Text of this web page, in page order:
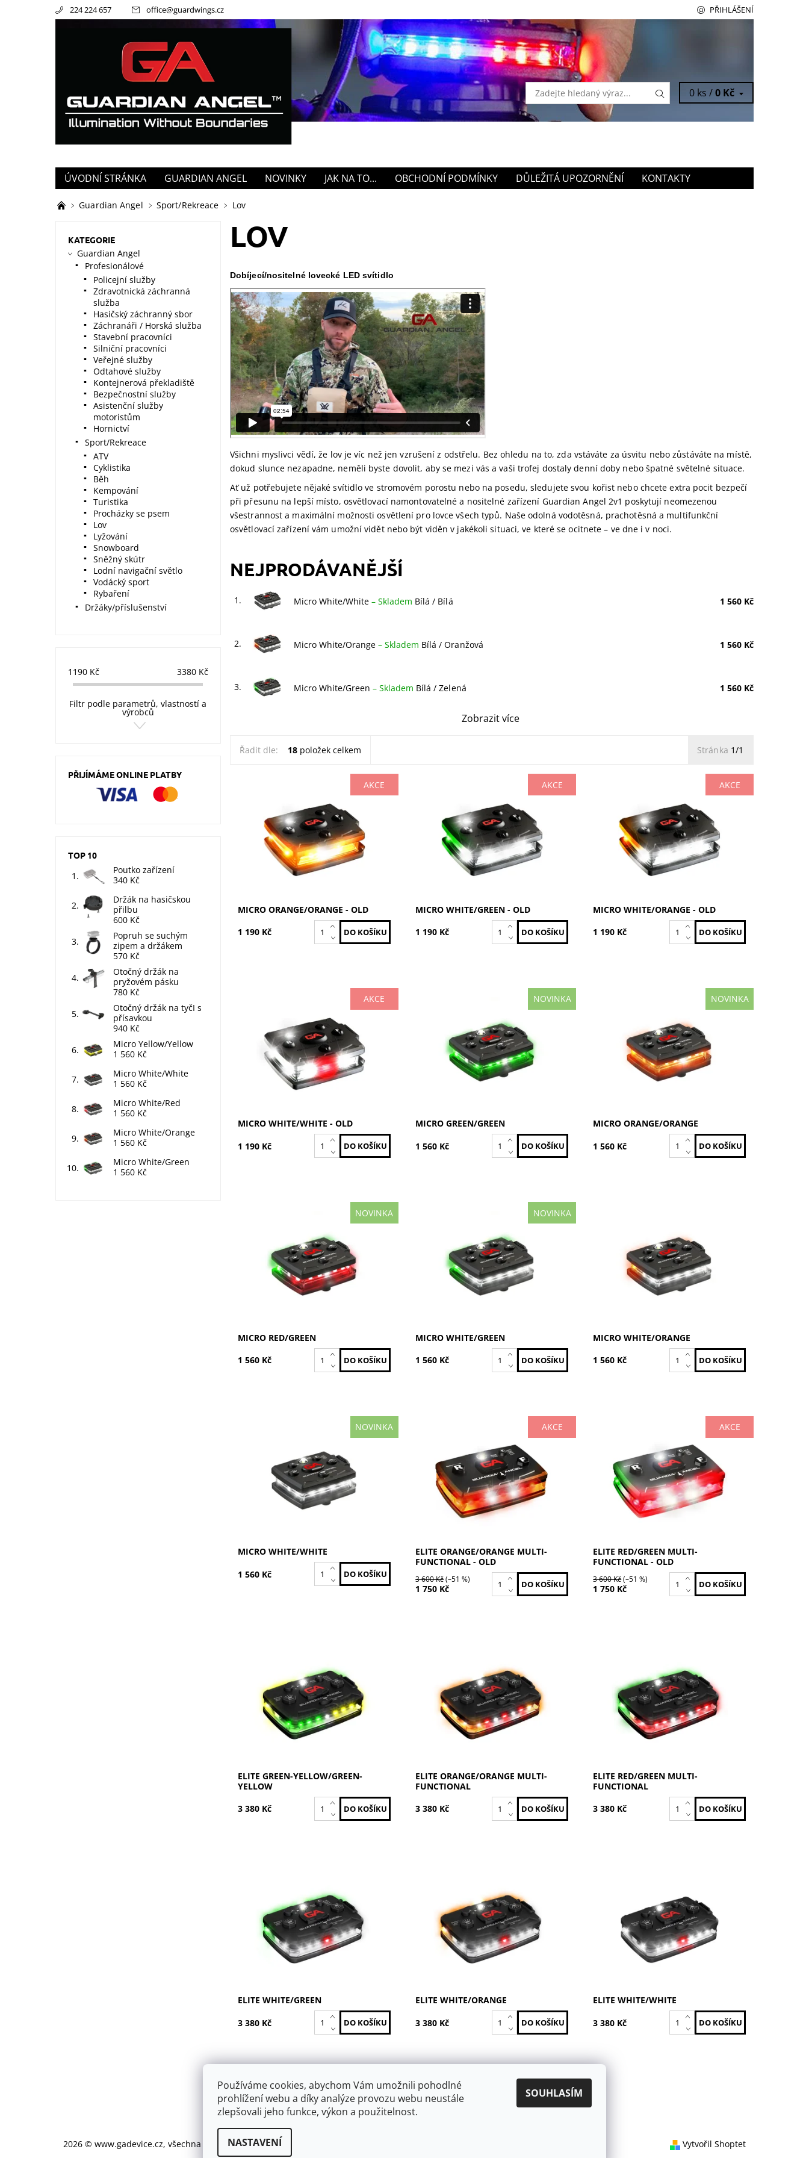
224 224 657 office@guardwings.cz PŘIHLÁŠENÍ
0 ks /0 Kč
ÚVODNÍ STRÁNKA GUARDIAN ANGEL NOVINKY JAK NA TO... OBCHODNÍ PODMÍNKY DŮLEŽITÁ UPOZORNĚNÍ KONTAKTY
Guardian Angel Sport/Rekreace Lov
LOV
Dobíjecí/nositelné lovecké LED svítidlo
Všichni myslivci vědí, že lov je víc než jen vzrušení z odstřelu. Bez ohledu na to, zda vstáváte za úsvitu nebo zůstáváte na místě,
dokud slunce nezapadne, neměli byste dovolit, aby se mezi vás a vaši trofej dostaly denní doby nebo špatné světelné situace.
Ať už potřebujete nějaké svítidlo ve stromovém porostu nebo na posedu, sledujete svou kořist nebo chcete extra pocit bezpečí
při přesunu na lepší místo, osvětlovací namontovatelné a nositelné zařízení Guardian Angel 2v1 poskytují neomezenou
všestrannost a maximální možnosti osvětlení pro lovce všech typů. Naše odolná vodotěsná, prachotěsná a multifunkční
osvětlovací zařízení vám umožní vidět nebo být viděn v jakékoli situaci, ve které se ocitnete – ve dne i v noci.
NEJPRODÁVANĚJŠÍ
1. Micro White/White – Skladem Bílá / Bílá 1 560 Kč
2. Micro White/Orange – Skladem Bílá / Oranžová 1 560 Kč
3. Micro White/Green – Skladem Bílá / Zelená 1 560 Kč
Zobrazit více
Řadit dle: 18položek celkem Stránka 1/1
AKCE
Skladem
MCR-O/O-OLD
Značka:
GUARDIAN ANGEL
MICRO ORANGE/ORANGE - OLD
1 190 Kč
AKCE
Skladem
MCR-W/G-OLD
Značka:
GUARDIAN ANGEL
MICRO WHITE/GREEN - OLD
1 190 Kč
AKCE
Skladem
MCR-W/O-OLD
Značka:
GUARDIAN ANGEL
MICRO WHITE/ORANGE - OLD
1 190 Kč
AKCE
Skladem
MCR-W/W-OLD
Značka:
GUARDIAN ANGEL
MICRO WHITE/WHITE - OLD
1 190 Kč
NOVINKA
MCR-G/G
GUARDIAN ANGEL
2 roky
MICRO GREEN/GREEN
1 560 Kč
NOVINKA
MCR-O/O
GUARDIAN ANGEL
MICRO ORANGE/ORANGE
1 560 Kč
NOVINKA
MCR-R/G
GUARDIAN ANGEL
2 roky
MICRO RED/GREEN
1 560 Kč
NOVINKA
MCR-W/G
GUARDIAN ANGEL
2 roky
MICRO WHITE/GREEN
1 560 Kč
MCR-W/O
GUARDIAN ANGEL
2 roky
MICRO WHITE/ORANGE
1 560 Kč
NOVINKA
MCR-W/W
GUARDIAN ANGEL
2 roky
MICRO WHITE/WHITE
1 560 Kč
AKCE
Skladem
ELT-O/O-2-OLD
Značka:
GUARDIAN ANGEL
ELITE ORANGE/ORANGE MULTI-
FUNCTIONAL - OLD
3 600 Kč(–51 %)
1 750 Kč
AKCE
Skladem
ELT-R/G-2-OLD
Značka:
GUARDIAN ANGEL
ELITE RED/GREEN MULTI-
FUNCTIONAL - OLD
3 600 Kč(–51 %)
1 750 Kč
Skladem
ELT-GY/GY-22
Značka:
GUARDIAN ANGEL
ELITE GREEN-YELLOW/GREEN-
YELLOW
3 380 Kč
Skladem
ELT-O/O-2
Značka:
GUARDIAN ANGEL
ELITE ORANGE/ORANGE MULTI-
FUNCTIONAL
3 380 Kč
Skladem
ELT-R/G-2
Značka:
GUARDIAN ANGEL
ELITE RED/GREEN MULTI-
FUNCTIONAL
3 380 Kč
Skladem
ELT-W/G
Značka:
GUARDIAN ANGEL
ELITE WHITE/GREEN
3 380 Kč
Skladem
ELT-W/O
Značka:
GUARDIAN ANGEL
ELITE WHITE/ORANGE
3 380 Kč
ELT-W/W
Značka:
GUARDIAN ANGEL
ELITE WHITE/WHITE
3 380 Kč
KATEGORIE
Guardian Angel
Profesionálové
Policejní služby
Zdravotnická záchranná
služba
Hasičský záchranný sbor
Záchranáři / Horská služba
Stavební pracovníci
Silniční pracovníci
Veřejné služby
Odtahové služby
Kontejnerová překladiště
Bezpečnostní služby
Asistenční služby
motoristům
Hornictví
Sport/Rekreace
ATV
Cyklistika
Běh
Kempování
Turistika
Procházky se psem
Lov
Lyžování
Snowboard
Sněžný skútr
Lodní navigační světlo
Vodácký sport
Rybaření
Držáky/příslušenství
1190Kč 3380Kč
Filtr podle parametrů, vlastností a
výrobců
PŘIJÍMÁME ONLINE PLATBY
TOP 10
Poutko zařízení
340 Kč
Držák na hasičskou
přilbu
600 Kč
Popruh se suchým
zipem a držákem
570 Kč
Otočný držák na
pryžovém pásku
780 Kč
Otočný držák na tyčI s
přísavkou
940 Kč
Micro Yellow/Yellow
1 560 Kč
Micro White/White
1 560 Kč
Micro White/Red
1 560 Kč
Micro White/Orange
1 560 Kč
Micro White/Green
1 560 Kč
GuardWings
2026 © www.gadevice.cz, všechna práva vyhrazenaUpravit nastavení cookies Vytvořil Shoptet
Používáme cookies, abychom Vám umožnili pohodlné
prohlížení webu a díky analýze provozu webu neustále
zlepšovali jeho funkce, výkon a použitelnost.
NASTAVENÍ
SOUHLASÍM